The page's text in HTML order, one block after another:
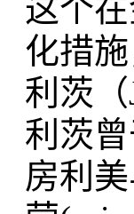
这个
化措
利茨
利茨
房利